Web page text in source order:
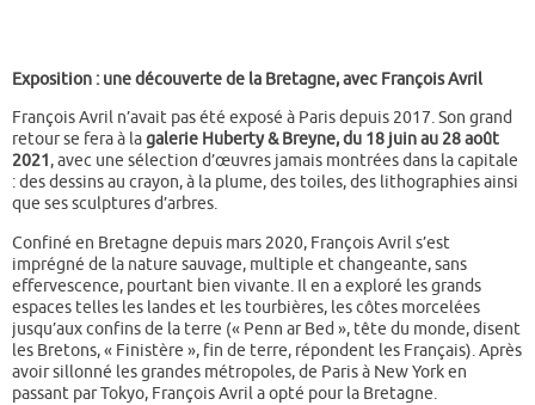
Exposition : une découverte de la Bretagne, avec François Avril
François Avril n’avait pas été exposé à Paris depuis 2017. Son grand
retour se fera à lagalerie Huberty & Breyne, du 18 juin au 28 août
2021, avec une sélection d’œuvres jamais montrées dans la capitale
: des dessins au crayon, à la plume, des toiles, des lithographies ainsi
que ses sculptures d’arbres.
Confiné en Bretagne depuis mars 2020, François Avril s’est
imprégné de la nature sauvage, multiple et changeante, sans
effervescence, pourtant bien vivante. Il en a exploré les grands
espaces telles les landes et les tourbières, les côtes morcelées
jusqu’aux confins de la terre (« Penn ar Bed », tête du monde, disent
les Bretons, « Finistère », fin de terre, répondent les Français). Après
avoir sillonné les grandes métropoles, de Paris à New York en
passant par Tokyo, François Avril a opté pour la Bretagne.